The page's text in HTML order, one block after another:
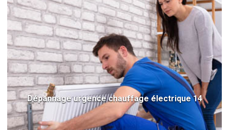
Dépannage urgence chauffage électrique 14